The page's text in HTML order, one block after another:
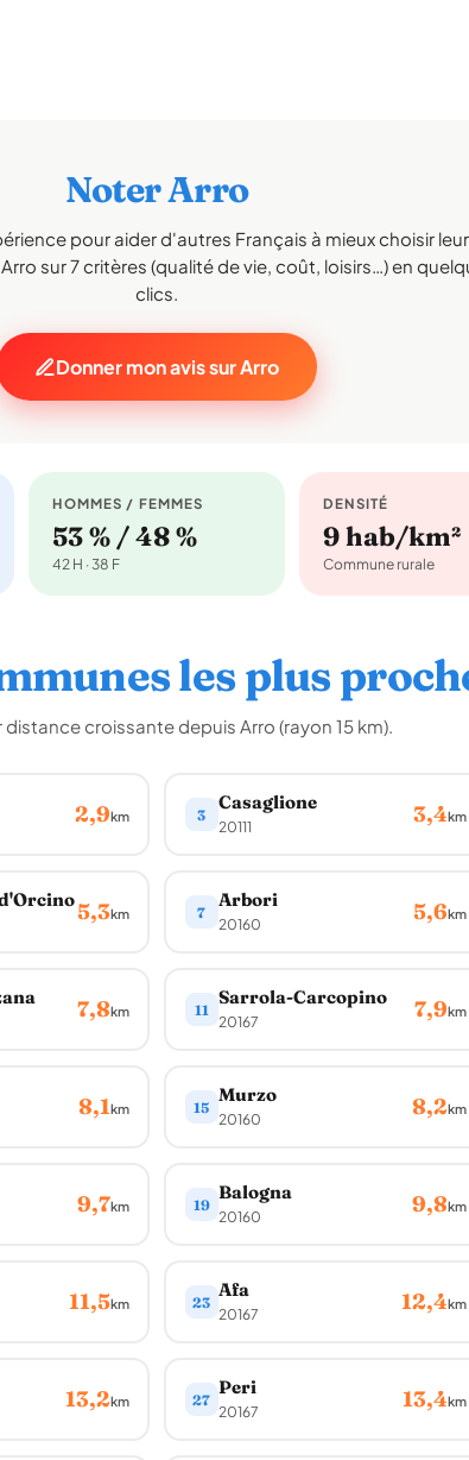
Noter Arro
pour aider d'autres Français à mieux choisir leur
sur 7 critères (qualité de vie, coût, loisirs…) en
clics.
Donner mon avis sur Arro
HOMMES / FEMMES
53 % / 48 %
42 H · 38 F
DENSITÉ
9 hab/km²
Commune rurale
les plus
distance croissante depuis Arro (rayon 15 km).
2,9km 3
Casaglione
20111 3,4km
5,3km 7
Arbori
20160 5,6km
7,8km 11
Sarrola-Carcopino
20167 7,9km
8,1km 15
Murzo
20160 8,2km
9,7km 19
Balogna
20160 9,8km
11,5km 23
Afa
20167 12,4km
13,2km 27
Peri
20167 13,4km